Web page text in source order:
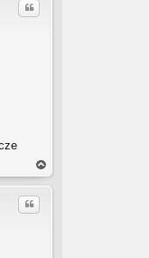
Cytuj
a
Cytuj